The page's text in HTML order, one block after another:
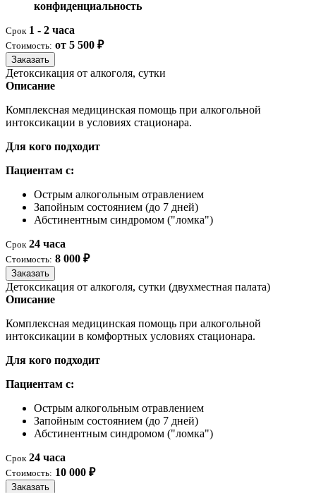
конфиденциальность
Срок 1 - 2 часа
Стоимость: от 5 500 ₽
Заказать
Детоксикация от алкоголя, сутки
Описание
Комплексная медицинская помощь при алкогольной
интоксикации в условиях стационара.
Для кого подходит
Пациентам с:
Острым алкогольным отравлением
Запойным состоянием (до 7 дней)
Абстинентным синдромом ("ломка")
Срок 24 часа
Стоимость: 8 000 ₽
Заказать
Детоксикация от алкоголя, сутки (двухместная палата)
Описание
Комплексная медицинская помощь при алкогольной
интоксикации в комфортных условиях стационара.
Для кого подходит
Пациентам с:
Острым алкогольным отравлением
Запойным состоянием (до 7 дней)
Абстинентным синдромом ("ломка")
Срок 24 часа
Стоимость: 10 000 ₽
Заказать